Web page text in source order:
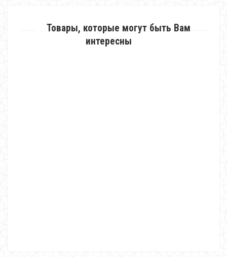
Товары, которые могут быть Вам
интересны